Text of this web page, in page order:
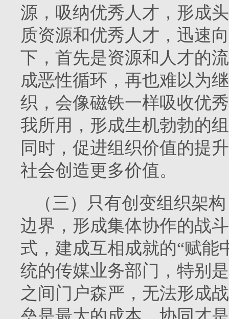
源，吸纳优秀人才，形成
质资源和优秀人才，迅速
下，首先是资源和人才的
成恶性循环，再也难以为
织，会像磁铁一样吸收优
我所用，形成生机勃勃的
同时，促进组织价值的提
社会创造更多价值。
（三）只有创变组织架
边界，形成集体协作的战
式，建成互相成就的“赋能
统的传媒业务部门，特别
之间门户森严，无法形成